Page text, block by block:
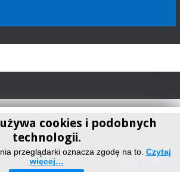
cookies i podobnych
technologii.
przeglądarki oznacza zgodę na to. Czytaj
więcej…
Telewizja Sokółka